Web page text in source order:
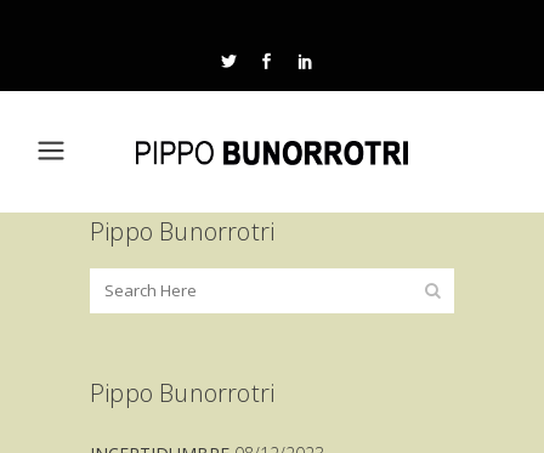
Pippo Bunorrotri
Pippo Bunorrotri